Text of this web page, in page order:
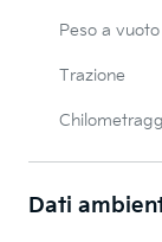
Peso a vuoto
Trazione
Dati